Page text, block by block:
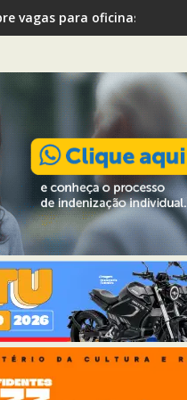
vagas para oficinas